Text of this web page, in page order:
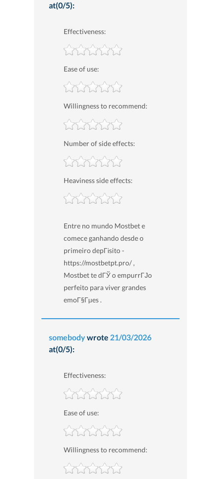
at(0/5):
Effectiveness:
Ease of use:
Willingness to recommend:
Number of side effects:
Heaviness side effects:
Entre no mundo Mostbet e
comece ganhando desde o
primeiro depГіsito -
https://mostbetpt.pro/ ,
Mostbet te dГЎ o empurrГЈo
perfeito para viver grandes
emoГ§Гµes .
somebodywrote 21/03/2026
at(0/5):
Effectiveness:
Ease of use:
Willingness to recommend: